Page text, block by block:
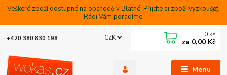
Veškeré zboží dostupné na obchodě v Blatné. Přijdte si zboží vyzkoušet.
Rádi Vám poradíme.
Menu
CZK
+420 380 830 198 0 ks
za 0,00 Kč